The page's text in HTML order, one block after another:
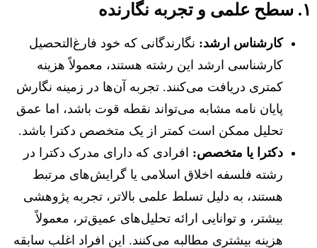
۱. سطح علمی و تجربه نگارنده
کارشناس ارشد: نگارندگانی که خود فارغ‌التحصیل
کارشناسی ارشد این رشته هستند، معمولاً هزینه
کمتری دریافت می‌کنند. تجربه آن‌ها در زمینه نگارش
پایان نامه مشابه می‌تواند نقطه قوت باشد، اما عمق
تحلیل ممکن است کمتر از یک متخصص دکترا باشد.
دکترا یا متخصص: افرادی که دارای مدرک دکترا در
رشته فلسفه اخلاق اسلامی یا گرایش‌های مرتبط
هستند، به دلیل تسلط علمی بالاتر، تجربه پژوهشی
بیشتر، و توانایی ارائه تحلیل‌های عمیق‌تر، معمولاً
هزینه بیشتری مطالبه می‌کنند. این افراد اغلب سابقه